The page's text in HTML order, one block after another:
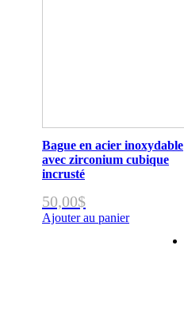
Bague en acier inoxydable
avec zirconium cubique
incrusté
50,00$
Ajouter au panier